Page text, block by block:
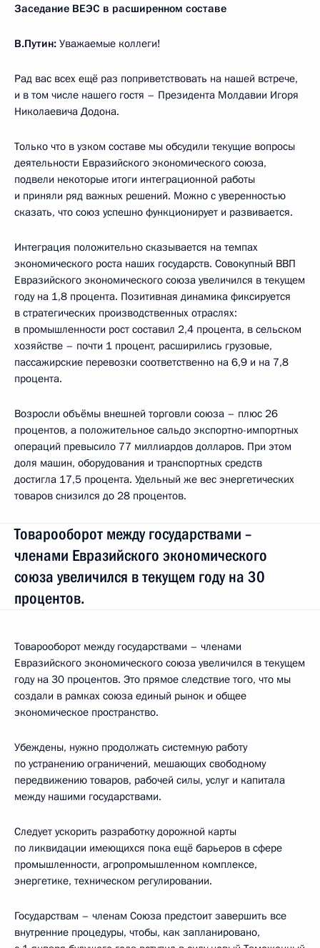
Заседание ВЕЭС в расширенном составе
В.Путин: Уважаемые коллеги!
Рад вас всех ещё раз поприветствовать на нашей встрече,
и в том числе нашего гостя – Президента Молдавии Игоря
Николаевича Додона.
Только что в узком составе мы обсудили текущие вопросы
деятельности Евразийского экономического союза,
подвели некоторые итоги интеграционной работы
и приняли ряд важных решений. Можно с уверенностью
сказать, что союз успешно функционирует и развивается.
Интеграция положительно сказывается на темпах
экономического роста наших государств. Совокупный ВВП
Евразийского экономического союза увеличился в текущем
году на 1,8 процента. Позитивная динамика фиксируется
в стратегических производственных отраслях:
в промышленности рост составил 2,4 процента, в сельском
хозяйстве – почти 1 процент, расширились грузовые,
пассажирские перевозки соответственно на 6,9 и на 7,8
процента.
Возросли объёмы внешней торговли союза – плюс 26
процентов, а положительное сальдо экспортно-импортных
операций превысило 77 миллиардов долларов. При этом
доля машин, оборудования и транспортных средств
достигла 17,5 процента. Удельный же вес энергетических
товаров снизился до 28 процентов.
Товарооборот между государствами –
членами Евразийского экономического
союза увеличился в текущем году на 30
процентов.
Товарооборот между государствами – членами
Евразийского экономического союза увеличился в текущем
году на 30 процентов. Это прямое следствие того, что мы
создали в рамках союза единый рынок и общее
экономическое пространство.
Убеждены, нужно продолжать системную работу
по устранению ограничений, мешающих свободному
передвижению товаров, рабочей силы, услуг и капитала
между нашими государствами.
Следует ускорить разработку дорожной карты
по ликвидации имеющихся пока ещё барьеров в сфере
промышленности, агропромышленном комплексе,
энергетике, техническом регулировании.
Государствам – членам Союза предстоит завершить все
внутренние процедуры, чтобы, как запланировано,